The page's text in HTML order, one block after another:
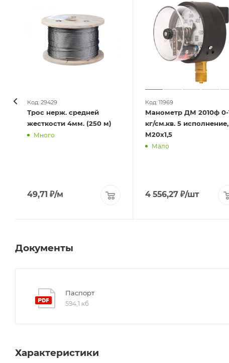
Код: 29429
Трос нерж. средней
жесткости 4мм. (250 м)
Много
49,71 ₽/м
Код: 11969
Манометр ДМ 2010ф 0-1,6
кг/см.кв. 5 исполнение,
М20х1,5
Мало
4 556,27₽/шт
Документы
Паспорт
594,1 кб
Характеристики